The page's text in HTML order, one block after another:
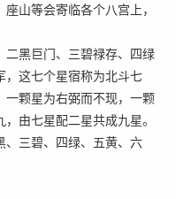
山等会寄临各个八宫上，
二黑巨门、三碧禄存、四绿
，这七个星宿称为北斗七
一颗星为右弼而不现，一颗
由七星配二星共成九星。
、三碧、四绿、五黄、六